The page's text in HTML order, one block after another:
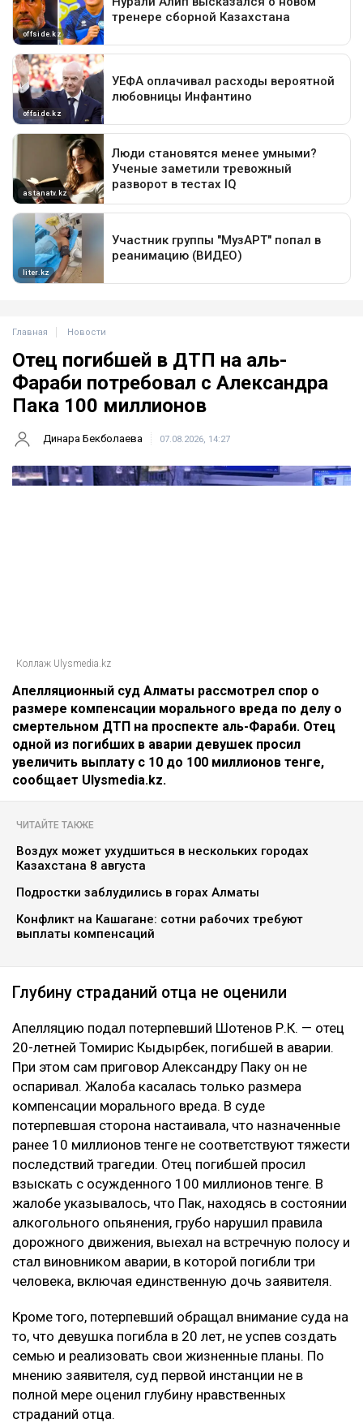
Главная Новости
Отец погибшей в ДТП на аль-
Фараби потребовал с Александра
Пака 100 миллионов
Динара Бекболаева 07.08.2026, 14:27
Коллаж Ulysmedia.kz
Апелляционный суд Алматы рассмотрел спор о
размере компенсации морального вреда по делу о
смертельном ДТП на проспекте аль-Фараби. Отец
одной из погибших в аварии девушек просил
увеличить выплату с 10 до 100 миллионов тенге,
сообщает Ulysmedia.kz.
ЧИТАЙТЕ ТАКЖЕ
Воздух может ухудшиться в нескольких городах
Казахстана 8 августа
Подростки заблудились в горах Алматы
Конфликт на Кашагане: сотни рабочих требуют
выплаты компенсаций
Глубину страданий отца не оценили
Апелляцию подал потерпевший Шотенов Р.К. — отец
20-летней Томирис Кыдырбек, погибшей в аварии.
При этом сам приговор Александру Паку он не
оспаривал. Жалоба касалась только размера
компенсации морального вреда. В суде
потерпевшая сторона настаивала, что назначенные
ранее 10 миллионов тенге не соответствуют тяжести
последствий трагедии. Отец погибшей просил
взыскать с осужденного 100 миллионов тенге. В
жалобе указывалось, что Пак, находясь в состоянии
алкогольного опьянения, грубо нарушил правила
дорожного движения, выехал на встречную полосу и
стал виновником аварии, в которой погибли три
человека, включая единственную дочь заявителя.
Кроме того, потерпевший обращал внимание суда на
то, что девушка погибла в 20 лет, не успев создать
семью и реализовать свои жизненные планы. По
мнению заявителя, суд первой инстанции не в
полной мере оценил глубину нравственных
страданий отца.